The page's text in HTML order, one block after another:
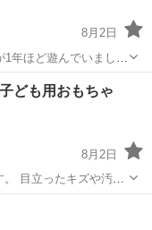
8月2日
なく使えます^ ^
かん
ども用おもちゃ
8月2日
目立ったキズや汚れ
くらい 奥行：25cm
ーネルン